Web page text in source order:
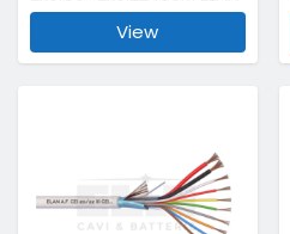
View